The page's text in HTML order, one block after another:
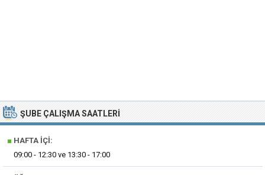
ŞUBE ÇALIŞMA SAATLERI
■ HAFTA İÇI:
09:00 - 12:30 ve 13:30 - 17:00